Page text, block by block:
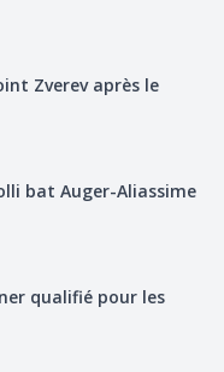
Zverev après le
bat Auger-Aliassime
qualifié pour les